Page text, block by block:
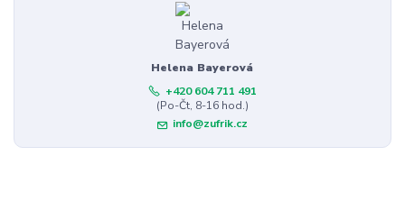
Helena Bayerová
+420 604 711 491
(Po-Čt, 8-16 hod.)
info@zufrik.cz